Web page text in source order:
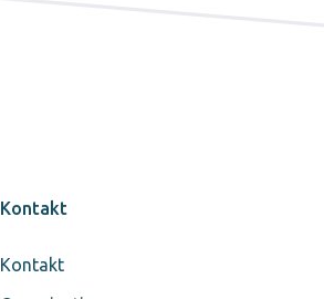
Kontakt
Kontakt